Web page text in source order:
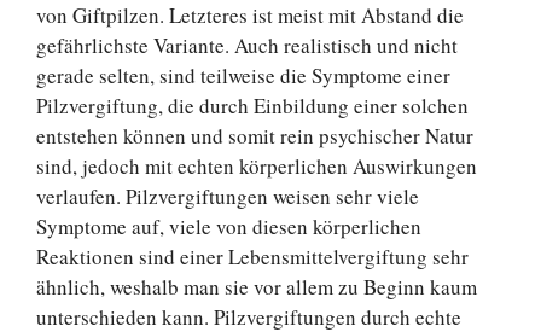
von Giftpilzen. Letzteres ist meist mit Abstand die
gefährlichste Variante. Auch realistisch und nicht
gerade selten, sind teilweise die Symptome einer
Pilzvergiftung, die durch Einbildung einer solchen
entstehen können und somit rein psychischer Natur
sind, jedoch mit echten körperlichen Auswirkungen
verlaufen. Pilzvergiftungen weisen sehr viele
Symptome auf, viele von diesen körperlichen
Reaktionen sind einer Lebensmittelvergiftung sehr
ähnlich, weshalb man sie vor allem zu Beginn kaum
unterschieden kann. Pilzvergiftungen durch echte